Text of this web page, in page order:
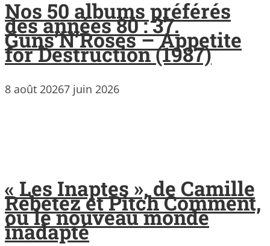
Nos 50 albums préférés
des années 80 : 37.
Guns’N’Roses – Appetite
for Destruction (1987)
8 août 20267 juin 2026
« Les Inaptes », de Camille
Rebetez et Pitch Comment,
ou le nouveau monde
inadapté